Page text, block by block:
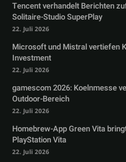
Tencent verhandelt Berichten
Solitaire-Studio SuperPlay
22. Juli 2026
Microsoft und Mistral vertiefen
Investment
22. Juli 2026
gamescom 2026: Koelnmesse
Outdoor-Bereich
22. Juli 2026
Homebrew-App Green Vita
PlayStation Vita
22. Juli 2026